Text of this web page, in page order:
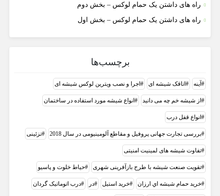
راه های داشتن یک حمام لوکس – بخش دوم
راه های داشتن یک حمام لوکس – بخش اول
برچسب‌ها
آینه اتاقک شیشه ای اجرا و نصب ویترین لوکس شیشه ای
از شیشه خم چه می دانید انواع شیشه مورد استفاده در ساختمان
انواع قفل درب
بررسی تجارت جهانی پروفیل و مقاطع آلومینیومی در سال 2018 تزئینی
تفاوت شیشه های لمینیت امنیتی
تقویت صنعت شیشه با طرح بازآفرینی شهری حیاط خلوت و پاسیو
خريد حمام شيشه اي ارزان خرید استیل در درب اتوماتیک گردان